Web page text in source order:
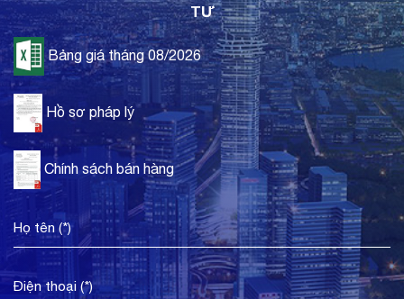
TƯ
Bảng giá tháng 08/2026
Hồ sơ pháp lý
Chính sách bán hàng